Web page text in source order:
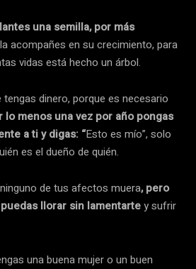
una semilla, por más
acompañes en su crecimiento, para
vidas está hecho un árbol.
dinero, porque es necesario
lo menos una vez por año pongas
a ti y digas: “Esto es mío”, solo
es el dueño de quién.
de tus afectos muera, pero
llorar sin lamentartey sufrir
una buena mujer o un buen